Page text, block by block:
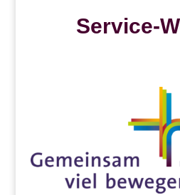
Service-